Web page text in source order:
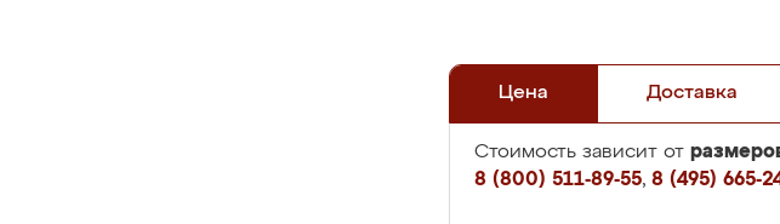
Цена Доставка
Стоимость зависит от
8 (800) 511-89-55, 8 (495) 665-